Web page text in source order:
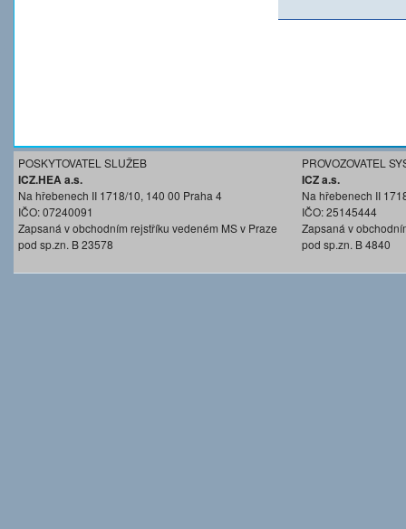
POSKYTOVATEL SLUŽEB
ICZ.HEA a.s.
Na hřebenech II 1718/10, 140 00 Praha 4
IČO: 07240091
Zapsaná v obchodním rejstříku vedeném MS v Praze
pod sp.zn. B 23578
PROVOZOVATEL
ICZ a.s.
Na hřebenech II
IČO: 25145444
Zapsaná v
pod sp.zn. B 4840